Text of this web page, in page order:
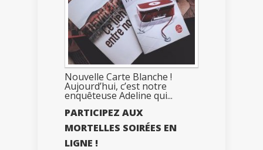
Nouvelle Carte Blanche !
Aujourd’hui, c’est notre
enquêteuse Adeline qui...
PARTICIPEZ AUX
MORTELLES SOIRÉES EN
LIGNE !